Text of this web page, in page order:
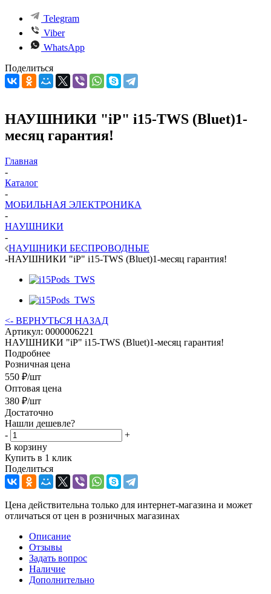
Telegram
Viber
WhatsApp
Поделиться
НАУШНИКИ "iP" i15-TWS (Bluet)1-
месяц гарантия!
Главная
-
Каталог
-
МОБИЛЬНАЯ ЭЛЕКТРОНИКА
-
НАУШНИКИ
-
НАУШНИКИ БЕСПРОВОДНЫЕ
-НАУШНИКИ "iP" i15-TWS (Bluet)1-месяц гарантия!
<- ВЕРНУТЬСЯ НАЗАД
Артикул: 0000006221
НАУШНИКИ "iP" i15-TWS (Bluet)1-месяц гарантия!
Подробнее
Розничная цена
550 ₽/шт
Оптовая цена
380 ₽/шт
Достаточно
Нашли дешевле?
-
+
В корзину
Купить в 1 клик
Поделиться
Цена действительна только для интернет-магазина и может
отличаться от цен в розничных магазинах
Описание
Отзывы
Задать вопрос
Наличие
Дополнительно